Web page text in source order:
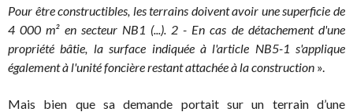
Pour être constructibles, les terrains doivent avoir une superficie de
4 000 m² en secteur NB1 (...). 2 - En cas de détachement d'une
propriété bâtie, la surface indiquée à l'article NB5-1 s'applique
également à l'unité foncière restant attachée à la construction ».
Mais bien que sa demande portait sur un terrain d’une